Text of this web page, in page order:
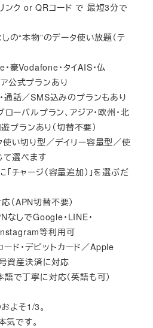
ンク or QRコード で 最短3分で
の“本物”のデータ使い放題（テ
豪Vodafone・タイAIS・仏
公式プランあり
通話／SMS込みのプランもあり
ーバルプラン、アジア・欧州・北
プランあり（切替不要）
使い切り型／デイリー容量型／使
て選べます
チャージ（容量追加）」を選ぶだ
（APN切替不要）
なしでGoogle・LINE・
Instagram等利用可
ド・デビットカード／Apple
資産決済に対応
で丁寧に対応（英語も可）
よそ1/3。
気です。